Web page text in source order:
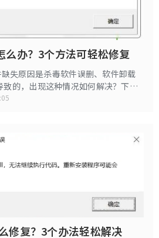
办？3个方法可轻松修复
失原因是杀毒软件误删、软件卸载
的，出现这种情况如何解决？下面
轻松解决packet.dll缺失问题。
修复？3个办法轻松解决